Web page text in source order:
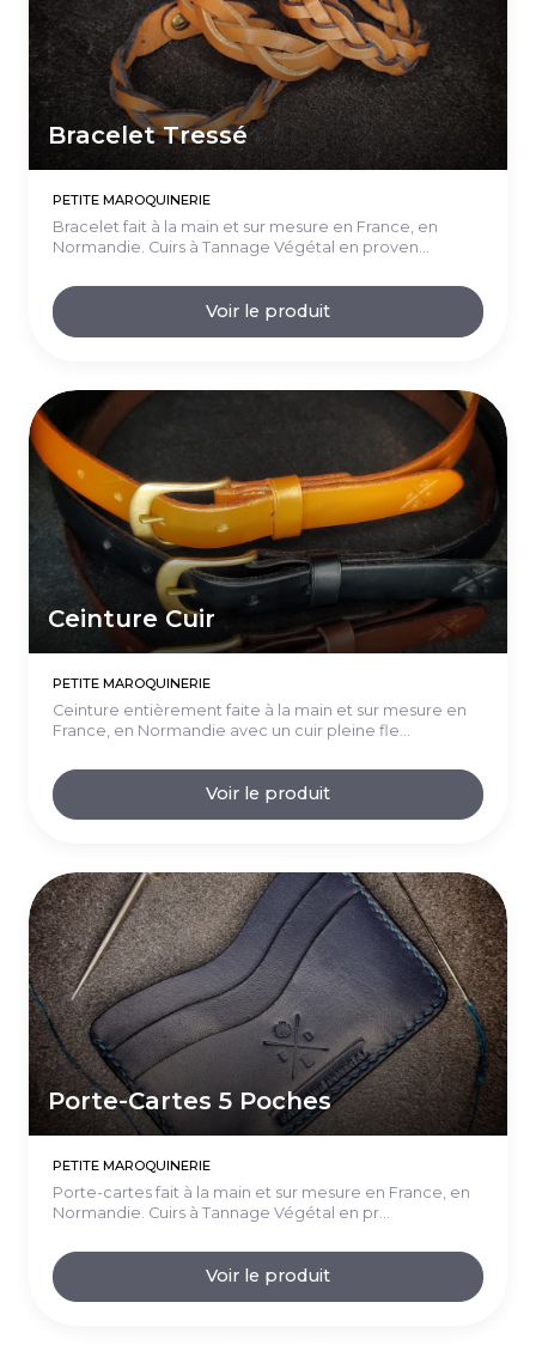
Bracelet Tressé
PETITE MAROQUINERIE
Bracelet fait à la main et sur mesure en France, en
Normandie. Cuirs à Tannage Végétal en proven...
Voir le produit
Ceinture Cuir
PETITE MAROQUINERIE
Ceinture entièrement faite à la main et sur mesure en
France, en Normandie avec un cuir pleine fle...
Voir le produit
Porte-Cartes 5 Poches
PETITE MAROQUINERIE
Porte-cartes fait à la main et sur mesure en France, en
Normandie. Cuirs à Tannage Végétal en pr...
Voir le produit